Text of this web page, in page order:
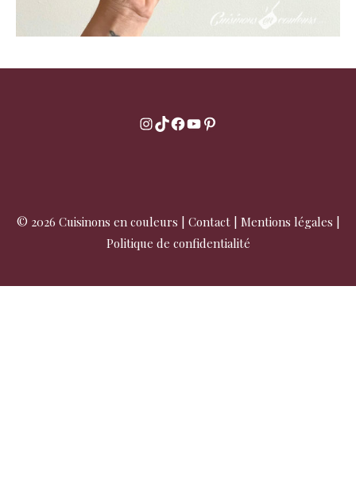
Instagram
TikTok
Facebook
YouTube
Pinterest
© 2026 Cuisinons en couleurs | Contact| Mentions légales
Politique de confidentialité